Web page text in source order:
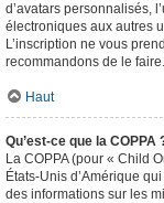
d’avatars personnalisés,
électroniques aux autres
L’inscription ne vous
recommandons de le faire.
Haut
Qu’est-ce que la COPPA
La COPPA (pour « Child
États-Unis d’Amérique
des informations sur les